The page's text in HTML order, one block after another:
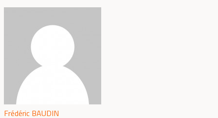
Frédéric BAUDIN